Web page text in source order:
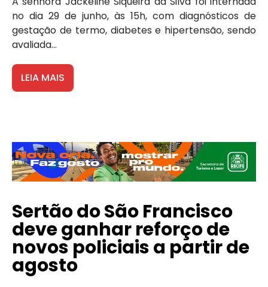
no dia 29 de junho, às 15h, com diagnósticos de
gestação de termo, diabetes e hipertensão, sendo
avaliada...
LEIA MAIS
Sertão do São Francisco
deve ganhar reforço de
novos policiais a partir de
agosto